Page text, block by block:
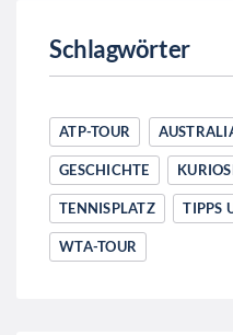
Schlagwörter
ATP-TOUR
GESCHICHTE
TENNISPLATZ TIPPS
WTA-TOUR